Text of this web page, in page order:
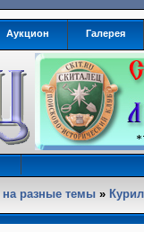
Аукцион Галерея
разные темы »